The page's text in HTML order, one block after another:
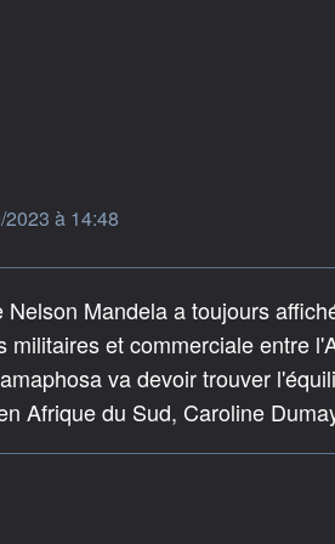
2023 à 14:48
Nelson Mandela a toujours
militaires et commerciale entre
va devoir trouver
Afrique du Sud, Caroline